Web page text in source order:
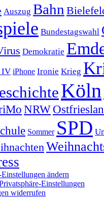
Auszug Bahn
Bundestagswahl
Demokratie
IV iPhone Ironie Krieg
Köln
NRW
Sommer SPD
ändern
Einstellungen
widerrufen